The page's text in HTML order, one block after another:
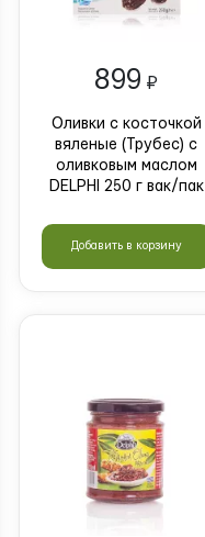
899 ₽
Оливки с косточкой
вяленые (Трубес) с
оливковым маслом
DELPHI 250 г вак/пак
Добавить в корзину